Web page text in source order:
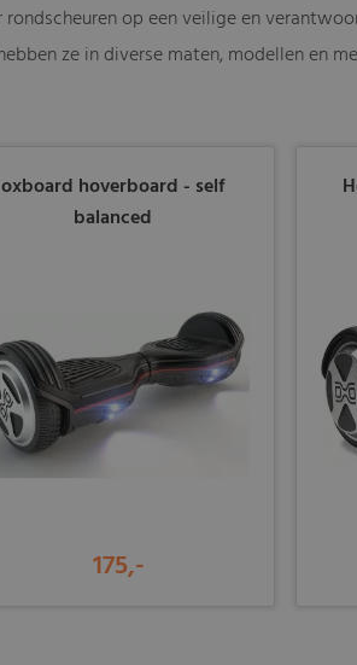
op een veilige en
ze in diverse maten, modellen en
oxboard hoverboard - self
balanced
175,-